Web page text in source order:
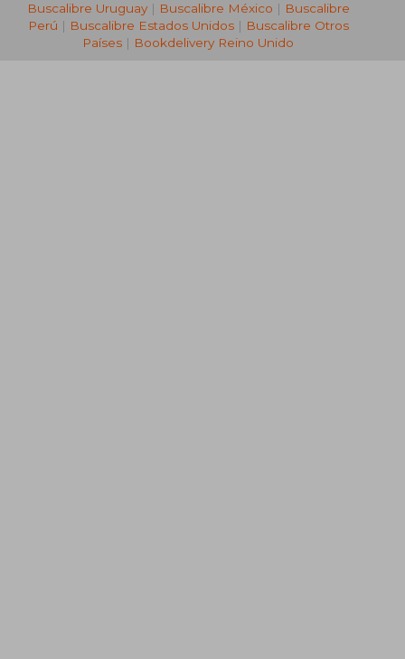
Buscalibre Uruguay| Buscalibre México | Buscalibre
Perú | Buscalibre Estados Unidos| Buscalibre Otros
Países | Bookdelivery Reino Unido